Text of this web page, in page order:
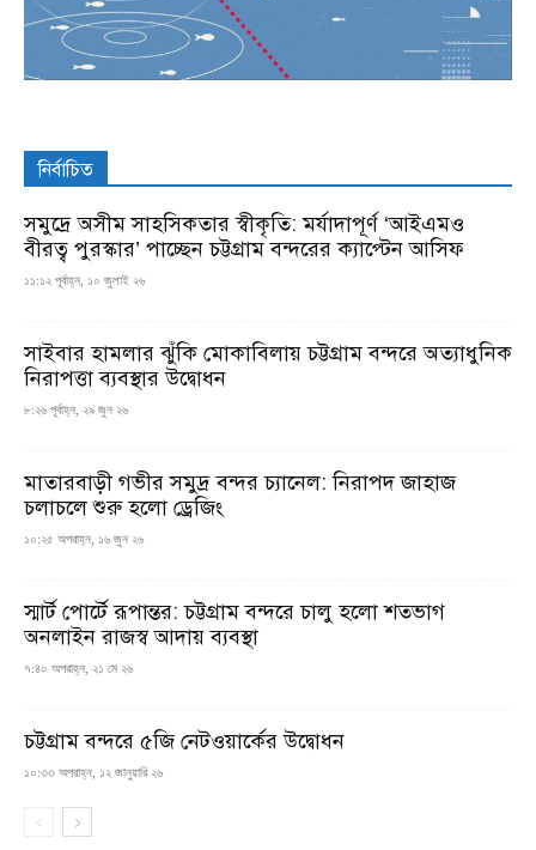
নির্বাচিত
সমুদ্রে অসীম সাহসিকতার স্বীকৃতি: মর্যাদাপূর্ণ ‘আইএমও
বীরত্ব পুরস্কার’ পাচ্ছেন চট্টগ্রাম বন্দরের ক্যাপ্টেন আসিফ
১১:১২ পূর্বাহ্ন, ১০ জুলাই ২৬
সাইবার হামলার ঝুঁকি মোকাবিলায় চট্টগ্রাম বন্দরে অত্যাধুনিক
নিরাপত্তা ব্যবস্থার উদ্বোধন
৮:২৬ পূর্বাহ্ন, ২৯ জুন ২৬
মাতারবাড়ী গভীর সমুদ্র বন্দর চ্যানেল: নিরাপদ জাহাজ
চলাচলে শুরু হলো ড্রেজিং
১০:২৫ অপরাহ্ন, ১৬ জুন ২৬
স্মার্ট পোর্টে রূপান্তর: চট্টগ্রাম বন্দরে চালু হলো শতভাগ
অনলাইন রাজস্ব আদায় ব্যবস্থা
৭:৪০ অপরাহ্ন, ২১ মে ২৬
চট্টগ্রাম বন্দরে ৫জি নেটওয়ার্কের উদ্বোধন
১০:৩৩ অপরাহ্ন, ১২ জানুয়ারি ২৬